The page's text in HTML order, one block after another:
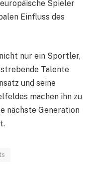
Spieler
Einfluss des
nicht nur ein Sportler,
Talente
und seine
machen ihn zu
nächste Generation